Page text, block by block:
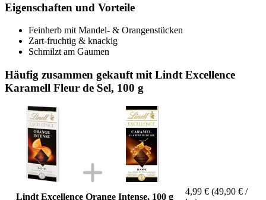
Eigenschaften und Vorteile
Feinherb mit Mandel- & Orangenstücken
Zart-fruchtig & knackig
Schmilzt am Gaumen
Häufig zusammen gekauft mit Lindt Excellence
Karamell Fleur de Sel, 100 g
Lindt Excellence Orange Intense, 100 g
4,99 € (49,90 € /